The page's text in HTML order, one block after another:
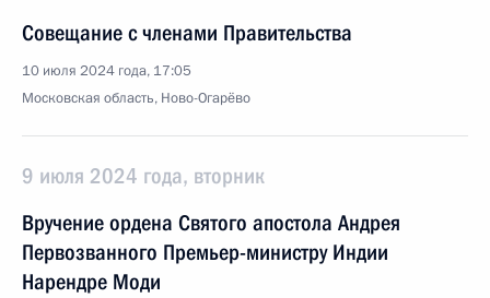
Совещание с членами Правительства
10 июля 2024 года, 17:05
Московская область, Ново-Огарёво
9 июля 2024 года, вторник
Вручение ордена Святого апостола Андрея
Первозванного Премьер-министру Индии
Нарендре Моди